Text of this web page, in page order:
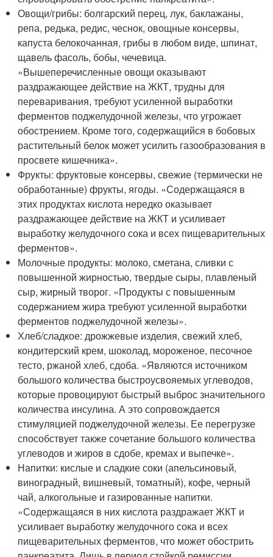
Овощи/грибы: болгарский перец, лук, баклажаны,
репа, редька, редис, чеснок, овощные консервы,
капуста белокочанная, грибы в любом виде, шпинат,
щавель фасоль, бобы, чечевица.
«Вышеперечисленные овощи оказывают
раздражающее действие на ЖКТ, трудны для
переваривания, требуют усиленной выработки
ферментов поджелудочной железы, что угрожает
обострением. Кроме того, содержащийся в бобовых
растительный белок может усилить газообразования в
просвете кишечника».
Фрукты: фруктовые консервы, свежие (термически не
обработанные) фрукты, ягоды. «Содержащаяся в
этих продуктах кислота нередко оказывает
раздражающее действие на ЖКТ и усиливает
выработку желудочного сока и всех пищеварительных
ферментов».
Молочные продукты: молоко, сметана, сливки с
повышенной жирностью, твердые сыры, плавленый
сыр, жирный творог. «Продукты с повышенным
содержанием жира требуют усиленной выработки
ферментов поджелудочной железы».
Хлеб/сладкое: дрожжевые изделия, свежий хлеб,
кондитерский крем, шоколад, мороженое, песочное
тесто, ржаной хлеб, сдоба. «Являются источником
большого количества быстроусвояемых углеводов,
которые провоцируют быстрый выброс значительного
количества инсулина. А это сопровождается
стимуляцией поджелудочной железы. Ее перегрузке
способствует также сочетание большого количества
углеводов и жиров в сдобе, кремах и выпечке».
Напитки: кислые и сладкие соки (апельсиновый,
виноградный, вишневый, томатный), кофе, черный
чай, алкогольные и газированные напитки.
«Содержащаяся в них кислота раздражает ЖКТ и
усиливает выработку желудочного сока и всех
пищеварительных ферментов, что может обострить